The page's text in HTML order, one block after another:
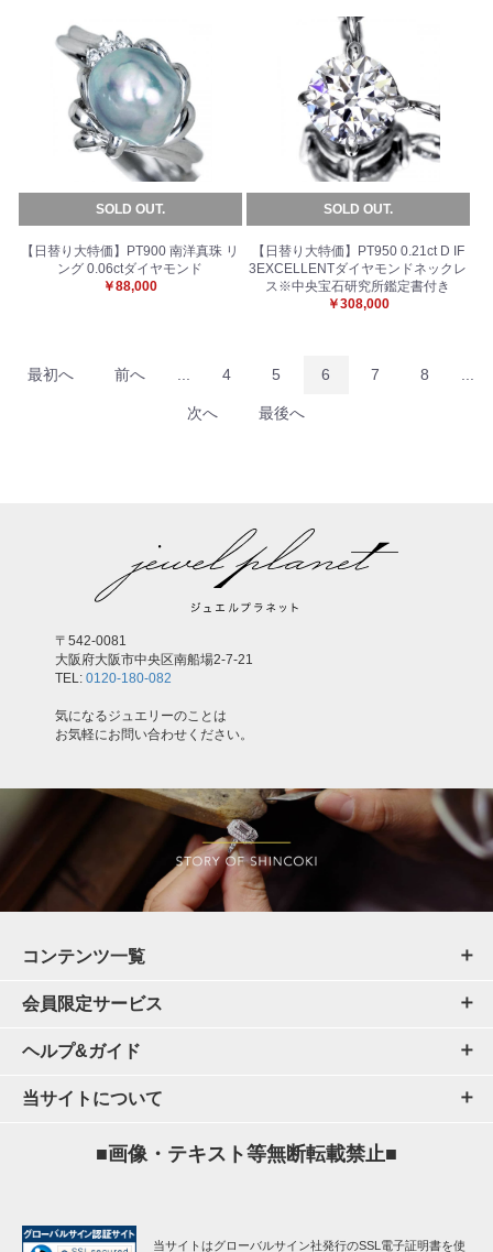
SOLD OUT.
【日替り大特価】PT900 南洋真珠 リ
ング 0.06ctダイヤモンド
￥88,000
SOLD OUT.
【日替り大特価】PT950 0.21ct D IF
3EXCELLENTダイヤモンドネックレ
ス※中央宝石研究所鑑定書付き
￥308,000
最初へ 前へ 4 5 6 7 8
次へ 最後へ
〒542-0081
大阪府大阪市中央区南船場2-7-21
TEL: 0120-180-082
気になるジュエリーのことは
お気軽にお問い合わせください。
コンテンツ一覧
会員限定サービス
ヘルプ&ガイド
当サイトについて
■画像・テキスト等無断転載禁止■
当サイトはグローバルサイン社発行のSSL電子証明書を使